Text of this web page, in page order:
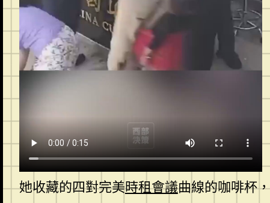
她收藏的四對完美時租會議曲線的咖啡杯